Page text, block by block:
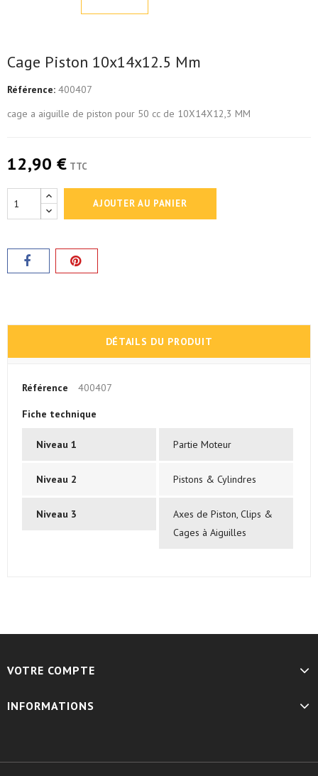
Cage Piston 10x14x12.5 Mm
Référence: 400407
cage a aiguille de piston pour 50 cc de 10X14X12,3 MM
12,90 € TTC
AJOUTER AU PANIER
DÉTAILS DU PRODUIT
Référence 400407
Fiche technique
Niveau 1 Partie Moteur
Niveau 2 Pistons & Cylindres
Niveau 3
Axes de Piston, Clips &
Cages à Aiguilles
VOTRE COMPTE
INFORMATIONS